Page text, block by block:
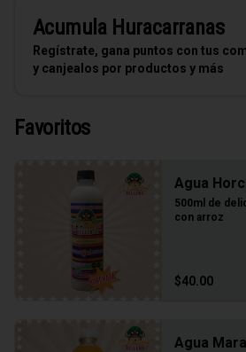
Acumula Huracarranas
Regístrate, gana puntos con tus
y canjealos por productos y más
Favoritos
Agua
500ml de
con arroz
$40.00
Agua